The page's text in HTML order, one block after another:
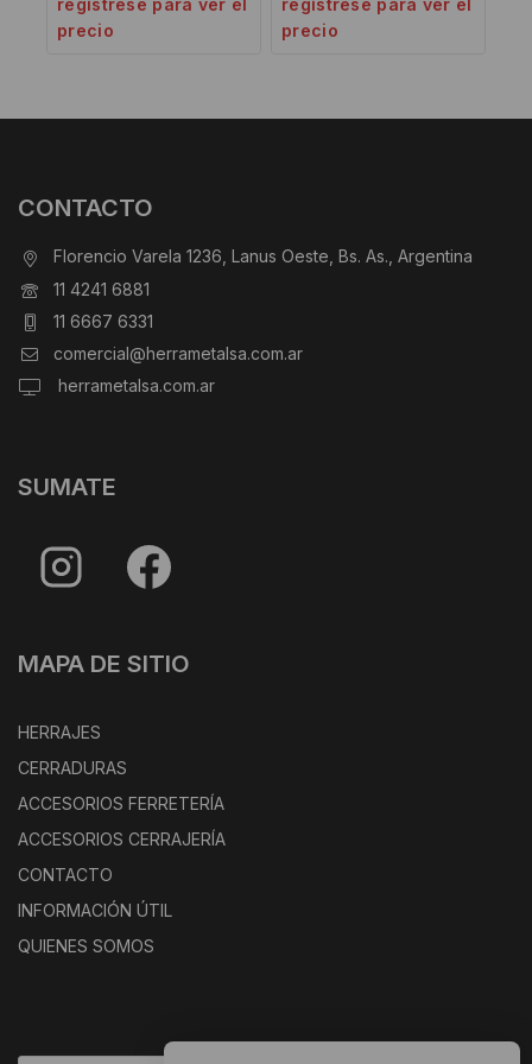
regístrese para ver el
precio
regístrese para ver el
precio
CONTACTO
Florencio Varela 1236, Lanus Oeste, Bs. As., Argentina
11 4241 6881
11 6667 6331
comercial@herrametalsa.com.ar
herrametalsa.com.ar
SUMATE
MAPA DE SITIO
HERRAJES
CERRADURAS
ACCESORIOS FERRETERÍA
ACCESORIOS CERRAJERÍA
CONTACTO
INFORMACIÓN ÚTIL
QUIENES SOMOS